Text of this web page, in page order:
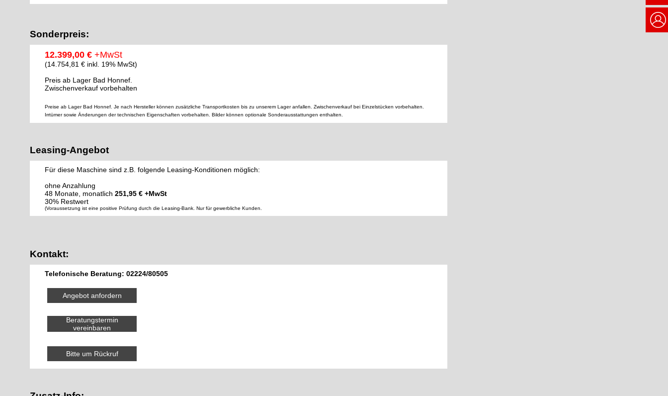
Sonderpreis:
12.399,00 € +MwSt
(14.754,81 € inkl. 19% MwSt)
Preis ab Lager Bad Honnef.
Zwischenverkauf vorbehalten
Preise ab Lager Bad Honnef. Je nach Hersteller können zusätzliche Transportkosten bis zu unserem Lager anfallen. Zwischenverkauf bei Einzelstücken vorbehalten.
Irrtümer sowie Änderungen der technischen Eigenschaften vorbehalten. Bilder können optionale Sonderausstattungen enthalten.
Leasing-Angebot
Für diese Maschine sind z.B. folgende Leasing-Konditionen möglich:
ohne Anzahlung
48 Monate, monatlich 251,95 € +MwSt
30% Restwert
(Voraussetzung ist eine positive Prüfung durch die Leasing-Bank. Nur für gewerbliche Kunden.
Kontakt:
Telefonische Beratung: 02224/80505
Angebot anfordern
Beratungstermin
vereinbaren
Bitte um Rückruf